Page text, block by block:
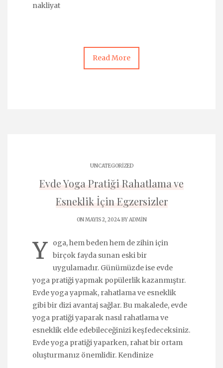
nakliyat
Read More
UNCATEGORIZED
Evde Yoga Pratiği Rahatlama ve
Esneklik İçin Egzersizler
ON MAYIS 2, 2024 BYADMIN
Y
oga, hem beden hem de zihin için
birçok fayda sunan eski bir
uygulamadır. Günümüzde ise evde
yoga pratiği yapmak popülerlik kazanmıştır.
Evde yoga yapmak, rahatlama ve esneklik
gibi bir dizi avantaj sağlar. Bu makalede, evde
yoga pratiği yaparak nasıl rahatlama ve
esneklik elde edebileceğinizi keşfedeceksiniz.
Evde yoga pratiği yaparken, rahat bir ortam
oluşturmanız önemlidir. Kendinize